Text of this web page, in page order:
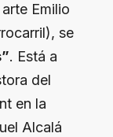
Emilio
se
. Está a
del
en la
Alcalá